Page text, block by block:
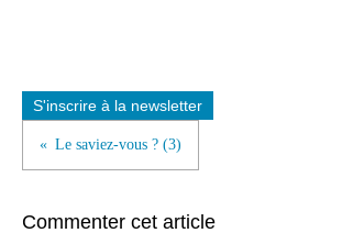
S'inscrire à la newsletter
Le saviez-vous ? (3)
Commenter cet article